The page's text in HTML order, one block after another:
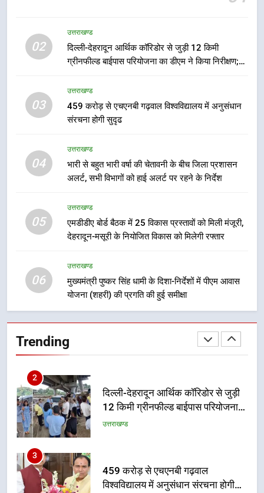
02
उत्तराखण्ड
दिल्ली-देहरादून आर्थिक कॉरिडोर से जुड़ी 12 किमी
ग्रीनफील्ड बाईपास परियोजना का डीएम ने किया निरीक्षण;
सुरक्षा मानकों से कोई समझौता नहींः डीएम
03
उत्तराखण्ड
459 करोड़ से एचएनबी गढ़वाल विश्वविद्यालय में अनुसंधान
संरचना होगी सुदृढ
04
उत्तराखण्ड
भारी से बहुत भारी वर्षा की चेतावनी के बीच जिला प्रशासन
अलर्ट, सभी विभागों को हाई अलर्ट पर रहने के निर्देश
05
उत्तराखण्ड
एमडीडीए बोर्ड बैठक में 25 विकास प्रस्तावों को मिली मंजूरी,
देहरादून-मसूरी के नियोजित विकास को मिलेगी रफ्तार
06
उत्तराखण्ड
मुख्यमंत्री पुष्कर सिंह धामी के दिशा-निर्देशों में पीएम आवास
योजना (शहरी) की प्रगति की हुई समीक्षा
Trending
6
मुख्यमंत्री पुष्कर सिंह धामी के दिशा-निर्देशों
में पीएम आवास योजना (शहरी) की प्रगति
7
बैरागीवाला हत्याकांड के फरार चल रहे
देहरादून में स्कूल बंद
उत्तराखण्ड
1
मुख्यमंत्री धामी बोले- युवाओं को रोजगार
देना सरकार की सर्वोच्च प्राथमिकता, आने
वाले महीनों में हजारों पदों पर की जाएगी
भर्ती
उत्तराखण्ड
2
का डीएम ने किया निरीक्षण; समयबद्ध एवं
गुणवत्तापूर्ण निर्माण सुनिश्चित करने के
निर्देश, सुरक्षा मानकों से कोई समझौता
नहींः डीएम
उत्तराखण्ड
3
सुदृढ
उत्तराखण्ड